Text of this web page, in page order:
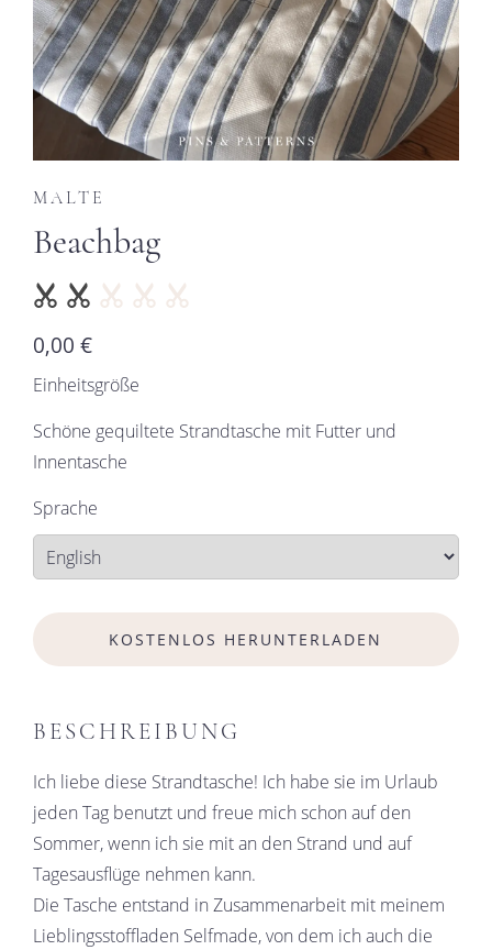
MALTE
Beachbag
0,00 €
Einheitsgröße
Schöne gequiltete Strandtasche mit Futter und
Innentasche
Sprache
KOSTENLOS HERUNTERLADEN
BESCHREIBUNG
Ich liebe diese Strandtasche! Ich habe sie im Urlaub
jeden Tag benutzt und freue mich schon auf den
Sommer, wenn ich sie mit an den Strand und auf
Tagesausflüge nehmen kann.
Die Tasche entstand in Zusammenarbeit mit meinem
Lieblingsstoffladen Selfmade, von dem ich auch die